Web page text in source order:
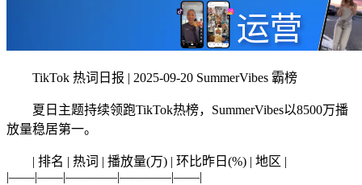
TikTok 热词日报 | 2025-09-20 SummerVibes 霸榜
夏日主题持续领跑TikTok热榜，SummerVibes以8500万播
放量稳居第一。
| 排名 | 热词 | 播放量(万) | 环比昨日(%) | 地区 |
|——|——|————|————|——|